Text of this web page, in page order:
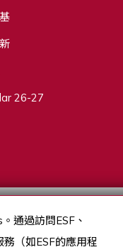
26-27
by ANGLIA
。通過訪問ESF 、
務（如ESF的應用程